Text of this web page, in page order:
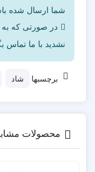
شما ارسال شده
در صورتی که به
نشدید با ما تماس
برچسبها شاد
محصولات